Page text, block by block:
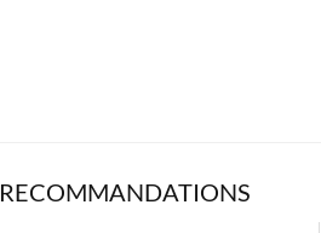
RECOMMANDATIONS